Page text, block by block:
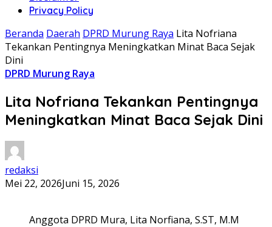
Privacy Policy
Beranda Daerah DPRD Murung Raya Lita Nofriana
Tekankan Pentingnya Meningkatkan Minat Baca Sejak
Dini
DPRD Murung Raya
Lita Nofriana Tekankan Pentingnya
Meningkatkan Minat Baca Sejak Dini
redaksi
Mei 22, 2026Juni 15, 2026
Anggota DPRD Mura, Lita Norfiana, S.ST, M.M